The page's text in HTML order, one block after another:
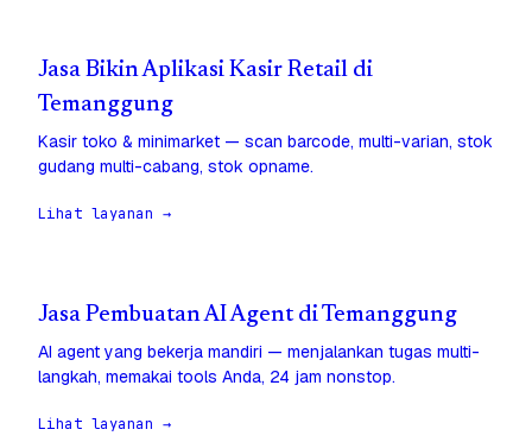
Jasa Bikin Aplikasi Kasir Retail di
Temanggung
Kasir toko & minimarket — scan barcode, multi-varian, stok
gudang multi-cabang, stok opname.
Lihat layanan →
Jasa Pembuatan AI Agent di Temanggung
AI agent yang bekerja mandiri — menjalankan tugas multi-
langkah, memakai tools Anda, 24 jam nonstop.
Lihat layanan →